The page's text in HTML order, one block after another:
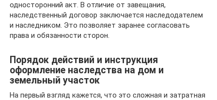
односторонний акт. В отличие от завещания,
наследственный договор заключается наследодателем
и наследником. Это позволяет заранее согласовать
права и обязанности сторон.
Порядок действий и инструкция
оформление наследства на дом и
земельный участок
На первый взгляд кажется, что это сложная и затратная